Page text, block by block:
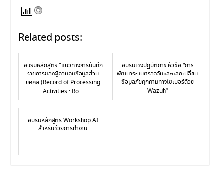
Related posts:
อบรมหลักสูตร "แนวทางการบันทึก
รายการของผู้ควบคุมข้อมูลส่วน
บุคคล (Record of Processing
Activities : Ro...
อบรมเชิงปฏิบัติการ หัวข้อ “การ
พัฒนาระบบตรวจจับและแลกเปลี่ยน
ข้อมูลภัยคุกคามทางไซเบอร์ด้วย
Wazuh”
อบรมหลักสูตร Workshop AI
สำหรับช่วยการทำงาน